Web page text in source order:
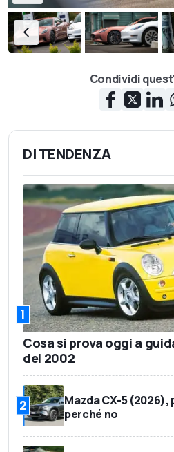
Condividi
DI TENDENZA
1
Cosa si prova oggi a
del 2002
2
Mazda CX-5
perché no